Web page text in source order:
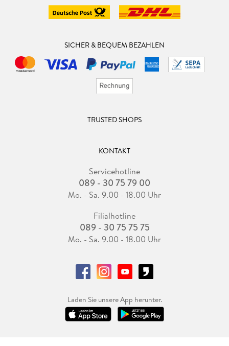
SICHER & BEQUEM BEZAHLEN
TRUSTED SHOPS
KONTAKT
Servicehotline
089 - 30 75 79 00
Mo. - Sa. 9.00 - 18.00 Uhr
Filialhotline
089 - 30 75 75 75
Mo. - Sa. 9.00 - 18.00 Uhr
Laden Sie unsere App herunter.